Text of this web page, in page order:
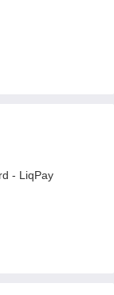
- LiqPay